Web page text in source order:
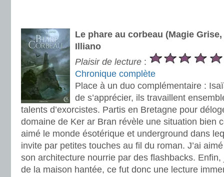
Le phare au corbeau (Magie
Illiano
Plaisir de lecture :
Chronique complète
Place à un duo complémentaire :
de s’apprécier, ils travaillent
talents d’exorcistes. Partis en Bretagne pour
domaine de Ker ar Bran révèle une situation bien
aimé le monde ésotérique et underground dans
invite par petites touches au fil du roman. J’ai
son architecture nourrie par des flashbacks. Enfin,
de la maison hantée, ce fut donc une lecture